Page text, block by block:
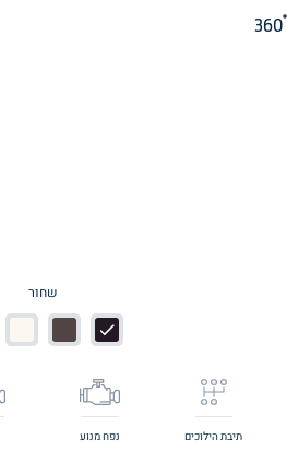
שחור
תיבת הילוכים נפח מנוע